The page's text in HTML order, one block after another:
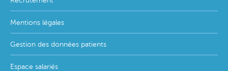
Mentions légales
Gestion des données patients
Espace salariés